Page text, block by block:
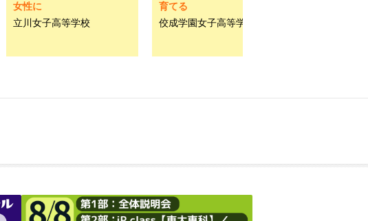
女性に
立川女子高等学校
育てる
佼成学園女子高等学校